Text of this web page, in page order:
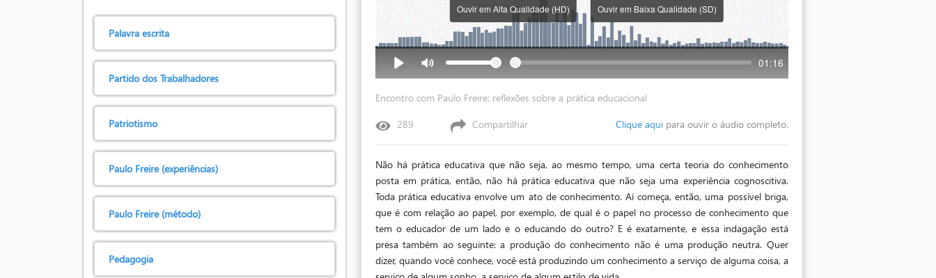
Palavra escrita
Partido dos Trabalhadores
Patriotismo
Paulo Freire (experiências)
Paulo Freire (método)
Pedagogia
Ouvir em Alta Qualidade (HD) Ouvir em Baixa Qualidade (SD)
01:16
Encontro com Paulo Freire: reflexões sobre a prática educacional
289
Compartilhar Clique aquipara ouvir o áudio completo.
Não há prática educativa que não seja, ao mesmo tempo, uma certa teoria do conhecimento
posta em prática, então, não há prática educativa que não seja uma experiência cognoscitiva.
Toda prática educativa envolve um ato de conhecimento. Aí começa, então, uma possível briga,
que é com relação ao papel, por exemplo, de qual é o papel no processo de conhecimento que
tem o educador de um lado e o educando do outro? E é exatamente, e essa indagação está
presa também ao seguinte: a produção do conhecimento não é uma produção neutra. Quer
dizer, quando você conhece, você está produzindo um conhecimento a serviço de alguma coisa, a